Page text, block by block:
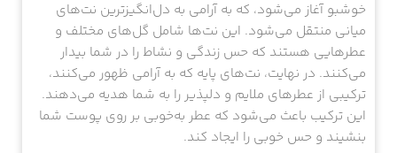
خوشبو آغاز می‌شود، که به آرامی به دل‌انگیزترین نت‌های
میانی منتقل می‌شود. این نت‌ها شامل گل‌های مختلف و
عطرهایی هستند که حس زندگی و نشاط را در شما بیدار
می‌کنند. در نهایت، نت‌های پایه که به آرامی ظهور می‌کنند،
ترکیبی از عطرهای ملایم و دلپذیر را به شما هدیه می‌دهند.
این ترکیب باعث می‌شود که عطر به‌خوبی بر روی پوست شما
بنشیند و حس خوبی را ایجاد کند.